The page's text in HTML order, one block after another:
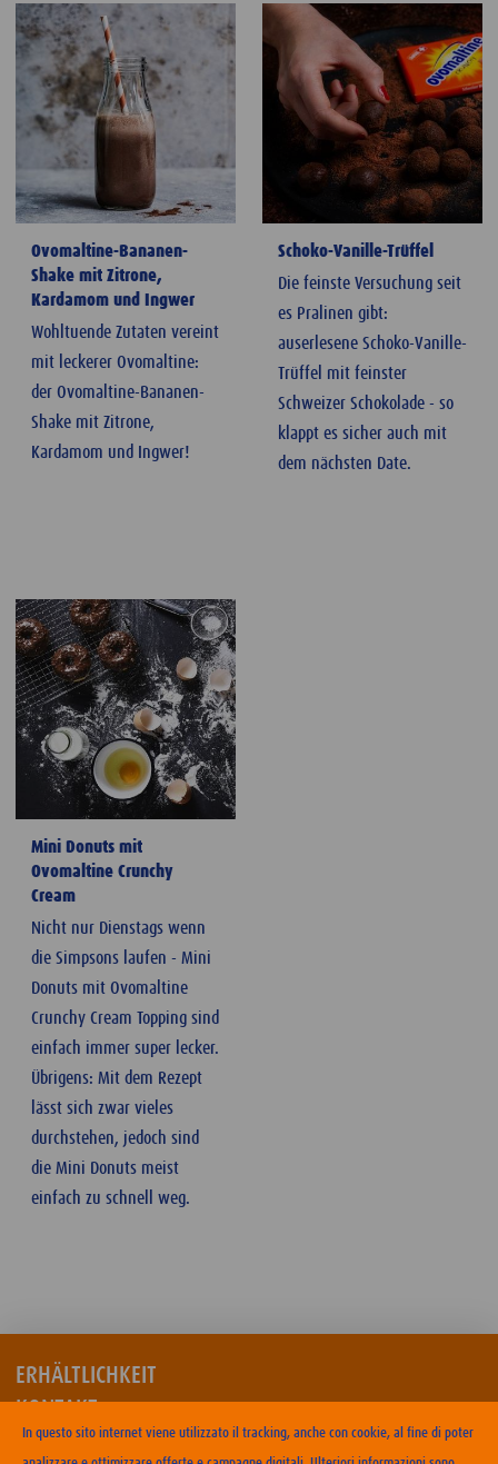
Ovomaltine-Bananen-
Shake mit Zitrone,
Kardamom und Ingwer
Wohltuende Zutaten vereint
mit leckerer Ovomaltine:
der Ovomaltine-Bananen-
Shake mit Zitrone,
Kardamom und Ingwer!
Schoko-Vanille-Trüffel
Die feinste Versuchung seit
es Pralinen gibt:
auserlesene Schoko-Vanille-
Trüffel mit feinster
Schweizer Schokolade - so
klappt es sicher auch mit
dem nächsten Date.
Mini Donuts mit
Ovomaltine Crunchy
Cream
Nicht nur Dienstags wenn
die Simpsons laufen - Mini
Donuts mit Ovomaltine
Crunchy Cream Topping sind
einfach immer super lecker.
Übrigens: Mit dem Rezept
lässt sich zwar vieles
durchstehen, jedoch sind
die Mini Donuts meist
einfach zu schnell weg.
ERHÄLTLICHKEIT
KONTAKT
NUTZUNGSBEDINGUNGEN
In questo sito internet viene utilizzato il tracking, anche con cookie, al fine di poter